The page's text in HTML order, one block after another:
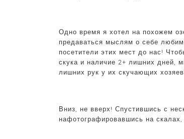
Одно время я хотел на похожем
предаваться мыслям о себе
посетители этих мест до нас!
скука и наличие 2+ лишних дней,
лишних рук у их скучающих
Вниз, не вверх! Спустившись с
нафотографировавшись на